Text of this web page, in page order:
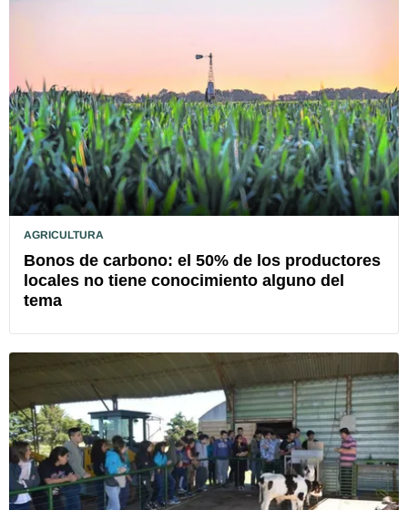
AGRICULTURA
Bonos de carbono: el 50% de los productores
locales no tiene conocimiento alguno del
tema